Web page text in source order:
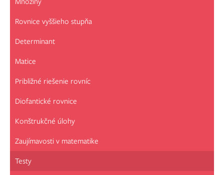
Rovnice vyššieho stupňa
Determinant
Matice
Približné riešenie rovníc
Diofantické rovnice
Konštrukčné úlohy
Zaujímavosti v matematike
Testy